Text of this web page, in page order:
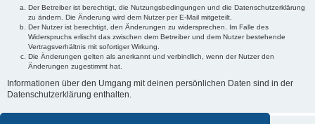
Der Betreiber ist berechtigt, die Nutzungsbedingungen und die Datenschutzerklärung
zu ändern. Die Änderung wird dem Nutzer per E-Mail mitgeteilt.
Der Nutzer ist berechtigt, den Änderungen zu widersprechen. Im Falle des
Widerspruchs erlischt das zwischen dem Betreiber und dem Nutzer bestehende
Vertragsverhältnis mit sofortiger Wirkung.
Die Änderungen gelten als anerkannt und verbindlich, wenn der Nutzer den
Änderungen zugestimmt hat.
Informationen über den Umgang mit deinen persönlichen Daten sind in der
Datenschutzerklärung enthalten.